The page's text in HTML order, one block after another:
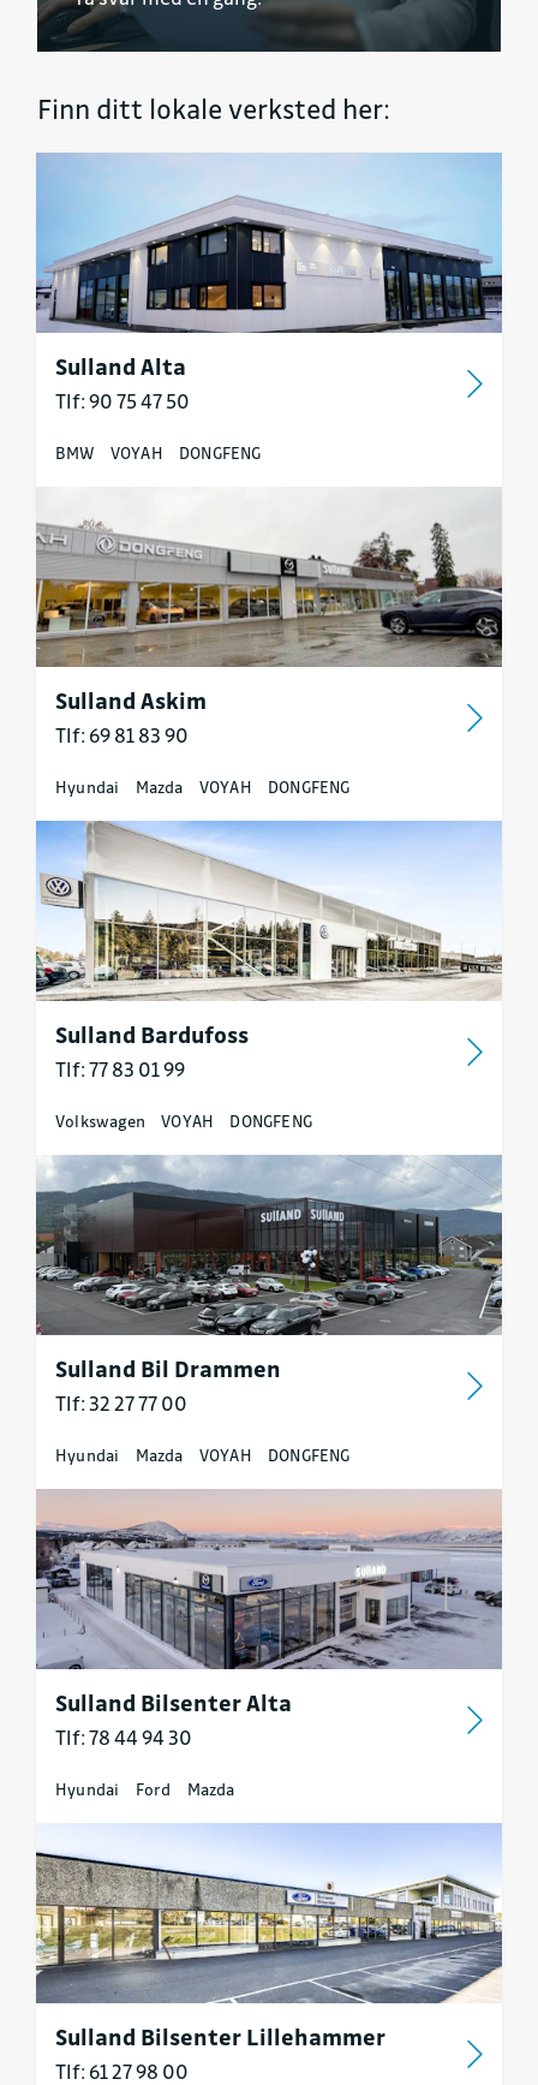
Finn ditt lokale verksted her:
Sulland Alta
Tlf: 90 75 47 50
BMW VOYAH DONGFENG
Sulland Askim
Tlf: 69 81 83 90
Hyundai Mazda VOYAH DONGFENG
Sulland Bardufoss
Tlf: 77 83 01 99
Volkswagen VOYAH DONGFENG
Sulland Bil Drammen
Tlf: 32 27 77 00
Hyundai Mazda VOYAH DONGFENG
Sulland Bilsenter Alta
Tlf: 78 44 94 30
Hyundai Ford Mazda
Sulland Bilsenter Lillehammer
Tlf: 61 27 98 00